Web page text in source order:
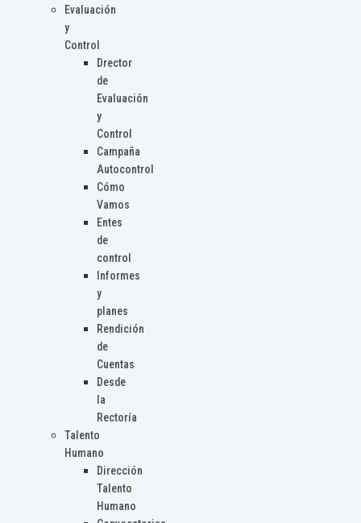
Evaluación
y
Control
Drector
de
Evaluación
y
Control
Campaña
Autocontrol
Cómo
Vamos
Entes
de
control
Informes
y
planes
Rendición
de
Cuentas
Desde
la
Rectoría
Talento
Humano
Dirección
Talento
Humano